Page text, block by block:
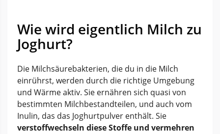
Wie wird eigentlich Milch zu
Joghurt?
Die Milchsäurebakterien, die du in die Milch
einrührst, werden durch die richtige Umgebung
und Wärme aktiv. Sie ernähren sich quasi von
bestimmten Milchbestandteilen, und auch vom
Inulin, das das Joghurtpulver enthält. Sie
verstoffwechseln diese Stoffe und vermehren